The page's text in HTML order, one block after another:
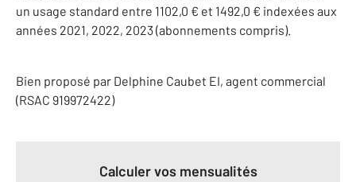
un usage standard entre 1102,0 € et 1492,0 € indexées aux
années 2021, 2022, 2023 (abonnements compris).
Bien proposé par Delphine Caubet EI, agent commercial
(RSAC 919972422)
Calculer vos mensualités